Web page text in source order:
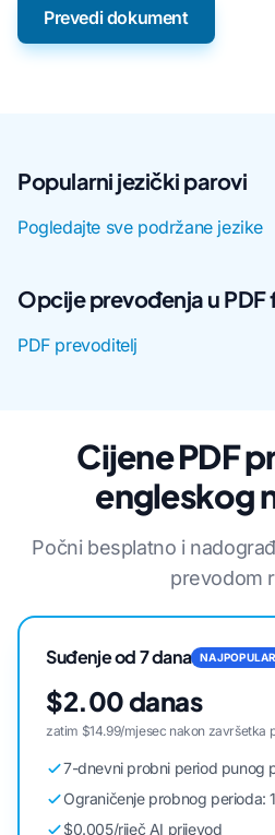
Prevedi dokument
Popularni jezički parovi
Pogledajte sve podržane jezike
Opcije prevođenja u PDF
PDF prevoditelj
Cijene PDF
engleskog
Počni besplatno i
prevodom
Suđenje od 7 dana
$2.00 danas
zatim $14.99/mjesec nakon završetka
7-dnevni probni period punog
Ograničenje probnog perioda:
$0.005/riječ AI prijevod